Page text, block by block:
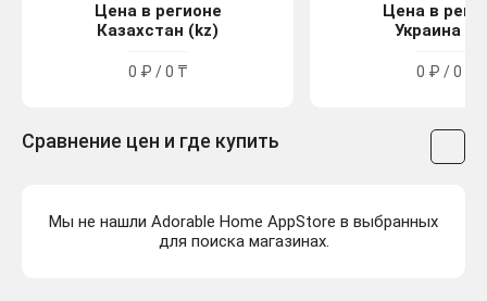
Цена в регионе
Казахстан (kz)
0 ₽ / 0 ₸
Цена в
Украина
0 ₽ / 0 ₴
Сравнение цен и где купить
Мы не нашли Adorable Home AppStore в выбранных
для поиска магазинах.